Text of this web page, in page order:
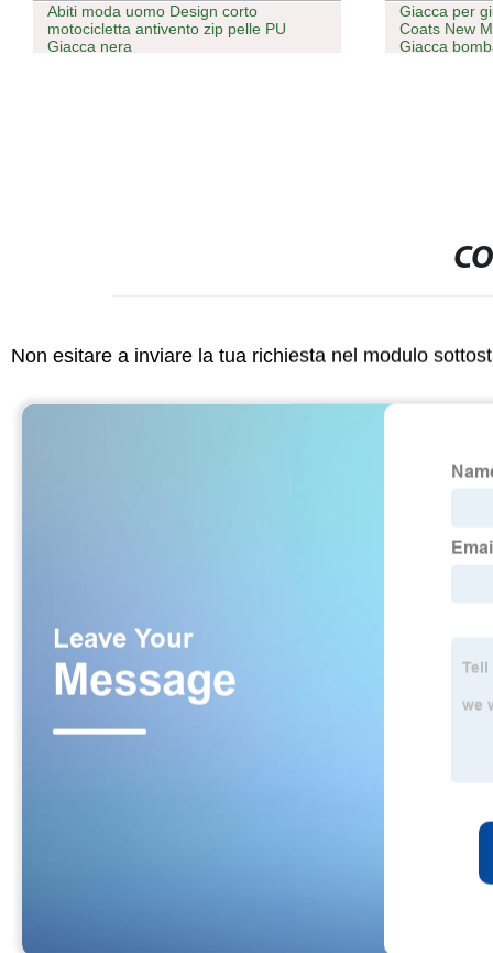
Abiti moda uomo Design corto
motocicletta antivento zip pelle PU
Giacca nera
Giacca per
Coats New
Giacca
Non esitare a inviare la tua richiesta nel modulo